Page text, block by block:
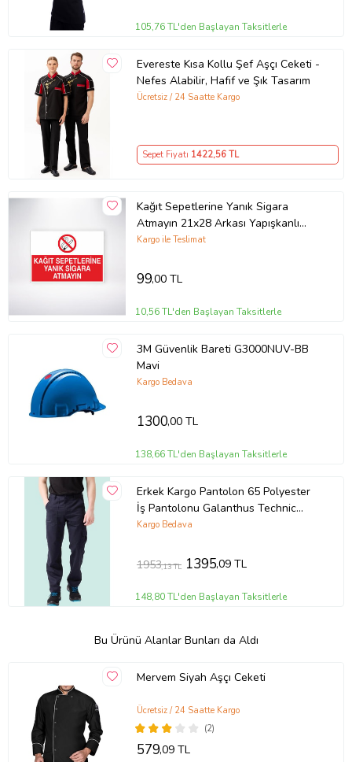
105,76 TL'den Başlayan Taksitlerle
Evereste Kısa Kollu Şef Aşçı Ceketi -
Nefes Alabilir, Hafif ve Şık Tasarım
Ücretsiz / 24 Saatte Kargo
Sepet Fiyatı 1422,56 TL
Kağıt Sepetlerine Yanık Sigara
Atmayın 21x28 Arkası Yapışkanlı
Levha
Kargo ile Teslimat
99,00 TL
10,56 TL'den Başlayan Taksitlerle
3M Güvenlik Bareti G3000NUV-BB
Mavi
Kargo Bedava
1300,00 TL
138,66 TL'den Başlayan Taksitlerle
Erkek Kargo Pantolon 65 Polyester
İş Pantolonu Galanthus Technic
Cepli Rahat Kalıp (Lacivert)
Kargo Bedava
1953,13 TL 1395,09 TL
148,80 TL'den Başlayan Taksitlerle
Bu Ürünü Alanlar Bunları da Aldı
Mervem Siyah Aşçı Ceketi
(2)
Ücretsiz / 24 Saatte Kargo
579,09 TL